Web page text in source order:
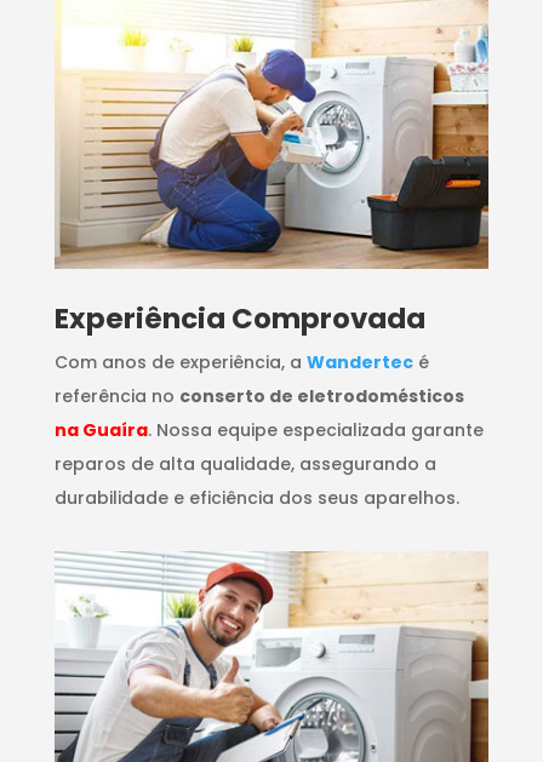
​Experiência Comprovada
Com anos de experiência, a Wandertecé
referência no conserto de eletrodomésticos
na Guaíra. Nossa equipe especializada garante
reparos de alta qualidade, assegurando a
durabilidade e eficiência dos seus aparelhos.